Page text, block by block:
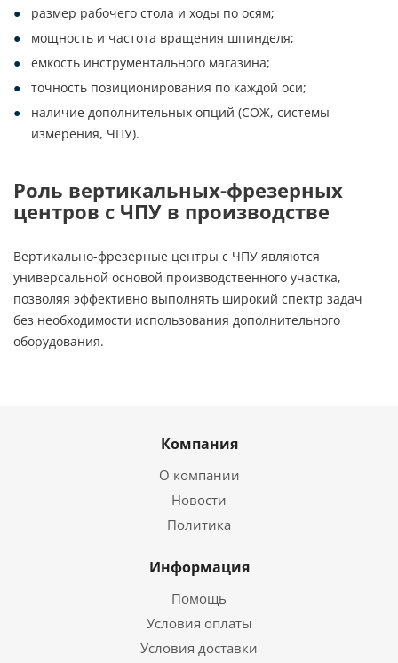
размер рабочего стола и ходы по осям;
мощность и частота вращения шпинделя;
ёмкость инструментального магазина;
точность позиционирования по каждой оси;
наличие дополнительных опций (СОЖ, системы
измерения, ЧПУ).
Роль вертикальных-фрезерных
центров с ЧПУ в производстве
Вертикально-фрезерные центры с ЧПУ являются
универсальной основой производственного участка,
позволяя эффективно выполнять широкий спектр задач
без необходимости использования дополнительного
оборудования.
Компания
О компании
Новости
Политика
Информация
Помощь
Условия оплаты
Условия доставки